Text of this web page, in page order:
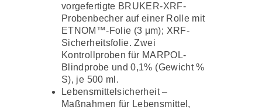
vorgefertigte BRUKER-XRF-
Probenbecher auf einer Rolle mit
ETNOM™-Folie (3 μm); XRF-
Sicherheitsfolie. Zwei
Kontrollproben für MARPOL-
Blindprobe und 0,1% (Gewicht %
S), je 500 ml.
Lebensmittelsicherheit –
Maßnahmen für Lebensmittel,